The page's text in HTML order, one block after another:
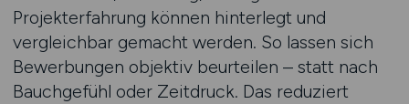
Projekterfahrung können hinterlegt und
vergleichbar gemacht werden. So lassen sich
Bewerbungen objektiv beurteilen – statt nach
Bauchgefühl oder Zeitdruck. Das reduziert